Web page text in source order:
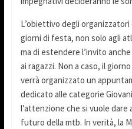
L’obiettivo degli
giorni di festa, non solo agli
ma di estendere l’invito
ai ragazzi. Non a caso, il
verrà organizzato un
dedicato alle categorie
l’attenzione che si vuole
futuro della mtb. In verità, la